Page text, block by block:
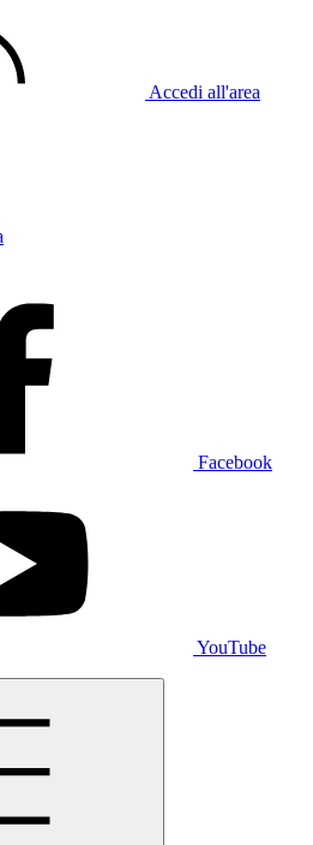
Accedi all'area
Facebook
YouTube